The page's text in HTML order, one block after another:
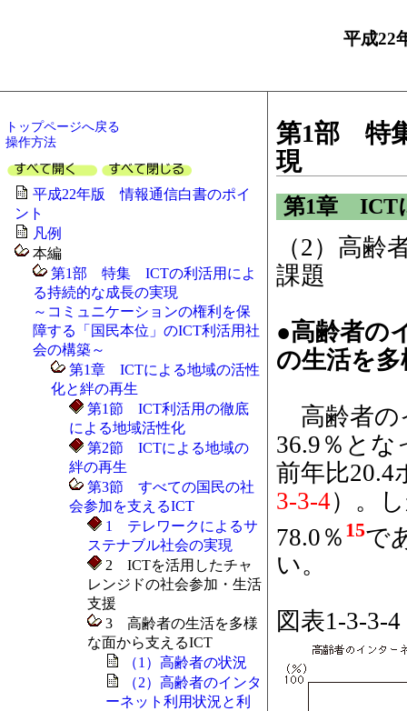
第1部 特
現
第1章 ICT
（2）高
課題
●高齢者の
の生活を
高齢者の
36.9％とな
前年比20.4
3-3-4）。
78.0％ 15で
い。
図表1-3-3-
トップページへ戻る
操作方法
平成22年版 情報通信白書のポイ
ント
凡例
本編
第1部 特集 ICTの利活用によ
る持続的な成長の実現
～コミュニケーションの権利を保
障する「国民本位」のICT利活用社
会の構築～
第1章 ICTによる地域の活性
化と絆の再生
第1節 ICT利活用の徹底
による地域活性化
第2節 ICTによる地域の
絆の再生
第3節 すべての国民の社
会参加を支えるICT
1 テレワークによるサ
ステナブル社会の実現
2 ICTを活用したチャ
レンジドの社会参加・生活
支援
3 高齢者の生活を多様
な面から支えるICT
（1）高齢者の状況
（2）高齢者のインタ
ーネット利用状況と利
平成22